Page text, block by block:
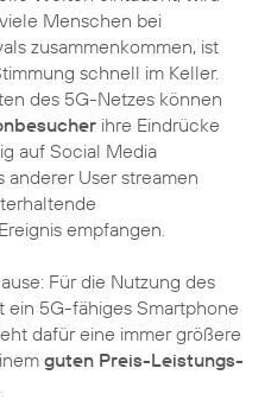
Menschen bei
zusammenkommen, ist
schnell im Keller.
des 5G-Netzes können
ihre Eindrücke
auf Social Media
User streamen
empfangen.
Für die Nutzung des
ein 5G-fähiges Smartphone
dafür eine immer größere
guten Preis-Leistungs-